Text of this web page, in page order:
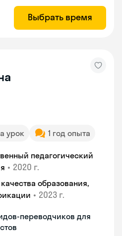
Выбрать время
урок 1 год опыта
педагогический
• 2020 г.
образования,
• 2023 г.
переводчиков для